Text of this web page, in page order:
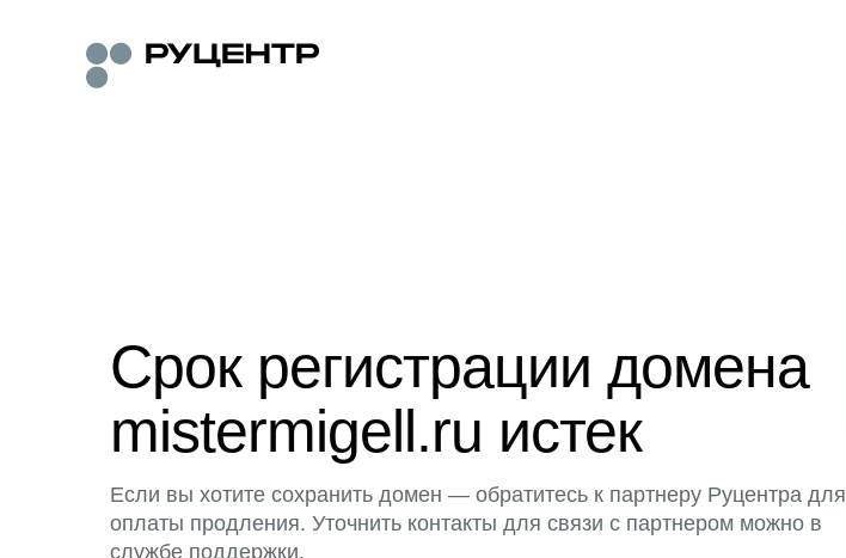
Срок регистрации домена
mistermigell.ru истек
Если вы хотите сохранить домен — обратитесь к партнеру Руцентра для
оплаты продления. Уточнить контакты для связи с партнером можно в
службе поддержки.